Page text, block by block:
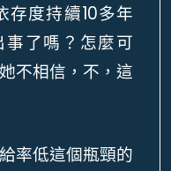
存度持續10多年
事了嗎？怎麼可
不相信，不，這
率低這個瓶頸的